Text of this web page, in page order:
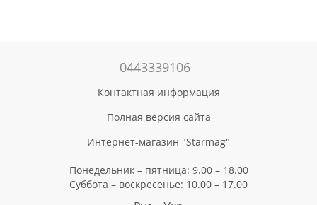
0443339106
Контактная информация
Полная версия сайта
Интернет-магазин "Starmag"
Понедельник – пятница: 9.00 – 18.00
Суббота – воскресенье: 10.00 – 17.00